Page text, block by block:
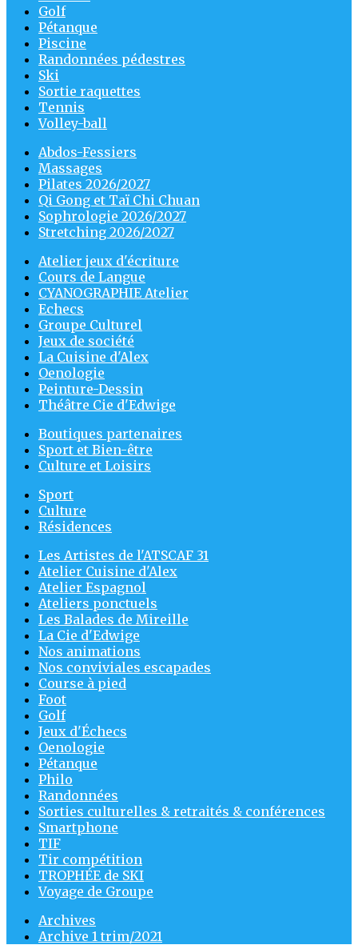
Golf
Pétanque
Piscine
Randonnées pédestres
Ski
Sortie raquettes
Tennis
Volley-ball
Abdos-Fessiers
Massages
Pilates 2026/2027
Qi Gong et Taï Chi Chuan
Sophrologie 2026/2027
Stretching 2026/2027
Atelier jeux d'écriture
Cours de Langue
CYANOGRAPHIE Atelier
Echecs
Groupe Culturel
Jeux de société
La Cuisine d'Alex
Oenologie
Peinture-Dessin
Théâtre Cie d'Edwige
Boutiques partenaires
Sport et Bien-être
Culture et Loisirs
Sport
Culture
Résidences
Les Artistes de l'ATSCAF 31
Atelier Cuisine d'Alex
Atelier Espagnol
Ateliers ponctuels
Les Balades de Mireille
La Cie d'Edwige
Nos animations
Nos conviviales escapades
Course à pied
Foot
Golf
Jeux d'Échecs
Oenologie
Pétanque
Philo
Randonnées
Sorties culturelles & retraités & conférences
Smartphone
TIF
Tir compétition
TROPHÉE de SKI
Voyage de Groupe
Archives
Archive 1 trim/2021